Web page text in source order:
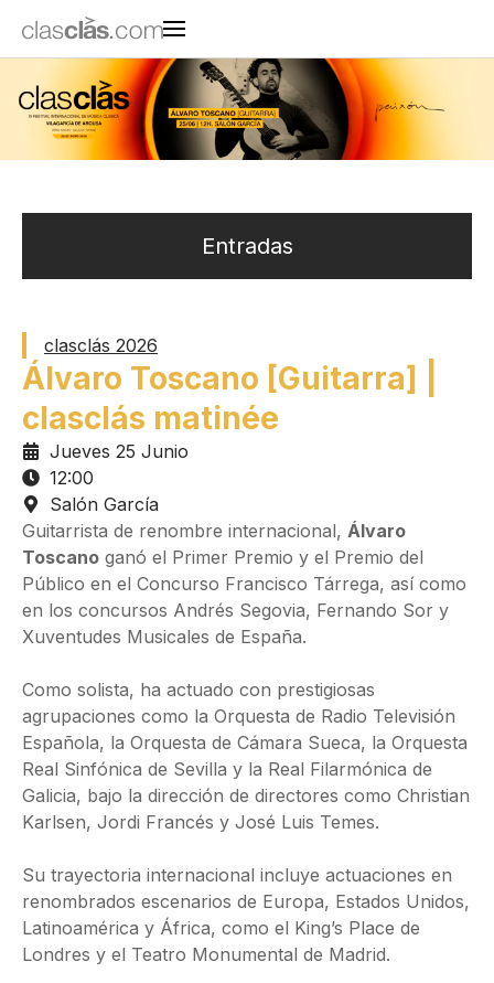
Entradas
clasclás 2026
Álvaro Toscano [Guitarra] |
clasclás matinée
Jueves 25 Junio
12:00
Salón García
Guitarrista de renombre internacional, Álvaro
Toscano ganó el Primer Premio y el Premio del
Público en el Concurso Francisco Tárrega, así como
en los concursos Andrés Segovia, Fernando Sor y
Xuventudes Musicales de España.
Como solista, ha actuado con prestigiosas
agrupaciones como la Orquesta de Radio Televisión
Española, la Orquesta de Cámara Sueca, la Orquesta
Real Sinfónica de Sevilla y la Real Filarmónica de
Galicia, bajo la dirección de directores como Christian
Karlsen, Jordi Francés y José Luis Temes.
Su trayectoria internacional incluye actuaciones en
renombrados escenarios de Europa, Estados Unidos,
Latinoamérica y África, como el King’s Place de
Londres y el Teatro Monumental de Madrid.